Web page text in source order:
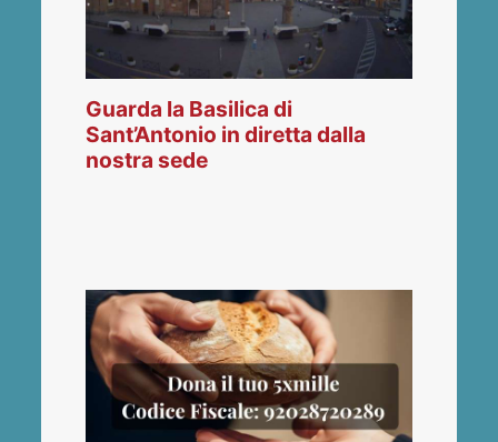
Guarda la Basilica di
Sant’Antonio in diretta dalla
nostra sede